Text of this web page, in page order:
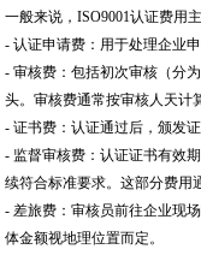
一般来说，ISO9001认证费用
- 认证申请费：用于处理企业
- 审核费：包括初次审核（分
头。审核费通常按审核人天计
- 证书费：认证通过后，颁发证
- 监督审核费：认证证书有效
续符合标准要求。这部分费用
- 差旅费：审核员前往企业现
体金额视地理位置而定。